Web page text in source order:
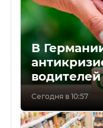
В
водителей
Сегодня в 10:57